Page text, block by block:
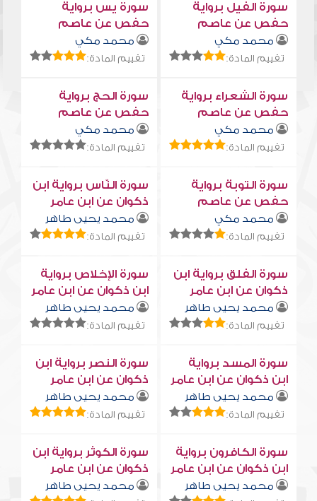
سورة الفيل برواية
حفص عن عاصم
محمد مكي
تقييم المادة:
سورة يس برواية
حفص عن عاصم
محمد مكي
تقييم المادة:
سورة الشعراء برواية
حفص عن عاصم
محمد مكي
تقييم المادة:
سورة الحج برواية
حفص عن عاصم
محمد مكي
تقييم المادة:
سورة التوبة برواية
حفص عن عاصم
محمد مكي
تقييم المادة:
سورة النّاس برواية ابن
ذكوان عن ابن عامر
محمد يحيى طاهر
تقييم المادة:
سورة الفلق برواية ابن
ذكوان عن ابن عامر
محمد يحيى طاهر
تقييم المادة:
سورة الإخلاص برواية
ابن ذكوان عن ابن عامر
محمد يحيى طاهر
تقييم المادة:
سورة المسد برواية
ابن ذكوان عن ابن عامر
محمد يحيى طاهر
تقييم المادة:
سورة النصر برواية ابن
ذكوان عن ابن عامر
محمد يحيى طاهر
تقييم المادة:
سورة الكافرون برواية
ابن ذكوان عن ابن عامر
محمد يحيى طاهر
سورة الكوثر برواية ابن
ذكوان عن ابن عامر
محمد يحيى طاهر